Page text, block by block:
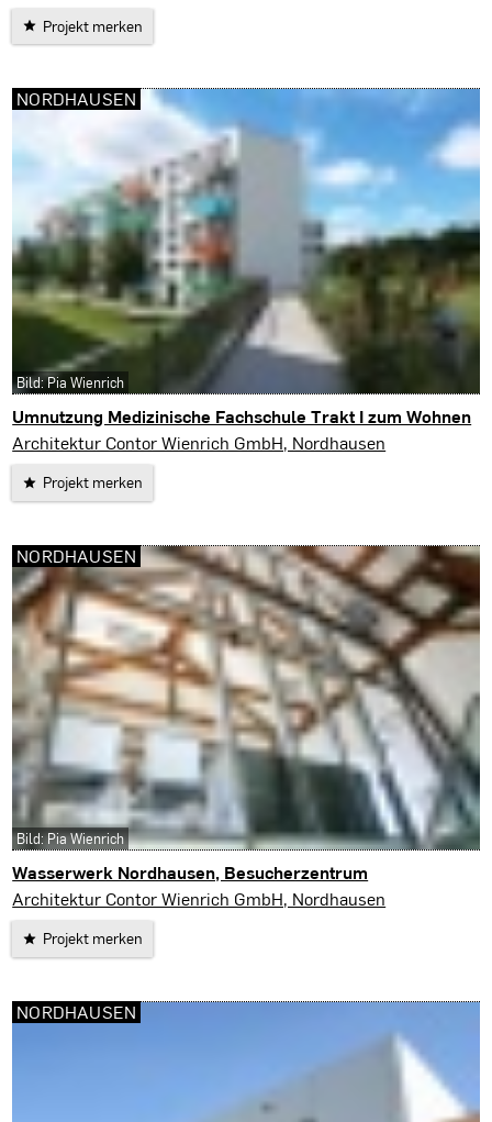
Projekt merken
Umnutzung Medizinische Fachschule Trakt I zum Wohnen
Nordhausen
Architektur Contor Wienrich GmbH, Nordhausen
Projekt merken
NORDHAUSEN
Bild: Pia Wienrich
Wasserwerk Nordhausen, Besucherzentrum
Nordhausen
Architektur Contor Wienrich GmbH, Nordhausen
Projekt merken
NORDHAUSEN
Bild: Pia Wienrich
NORDHAUSEN